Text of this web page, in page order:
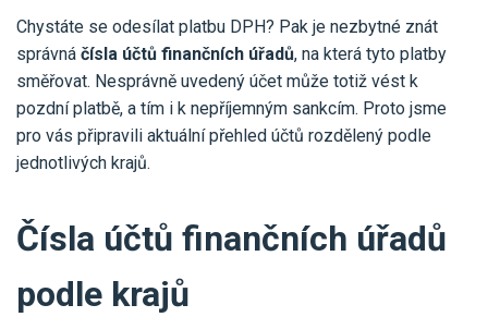
Ceník a sklady
One Stop Shop (OSS)
Všechny funkce
Ceník účetních služeb
Pro živnostníky
Pro spolky Blog Kontakt
VYZKOUŠET ZDARMA PŘIHLÁSIT SE
Chystáte se odesílat platbu DPH? Pak je nezbytné znát
správná čísla účtů finančních úřadů, na která tyto platby
směřovat. Nesprávně uvedený účet může totiž vést k
pozdní platbě, a tím i k nepříjemným sankcím. Proto jsme
pro vás připravili aktuální přehled účtů rozdělený podle
jednotlivých krajů.
Čísla účtů finančních úřadů
podle krajů